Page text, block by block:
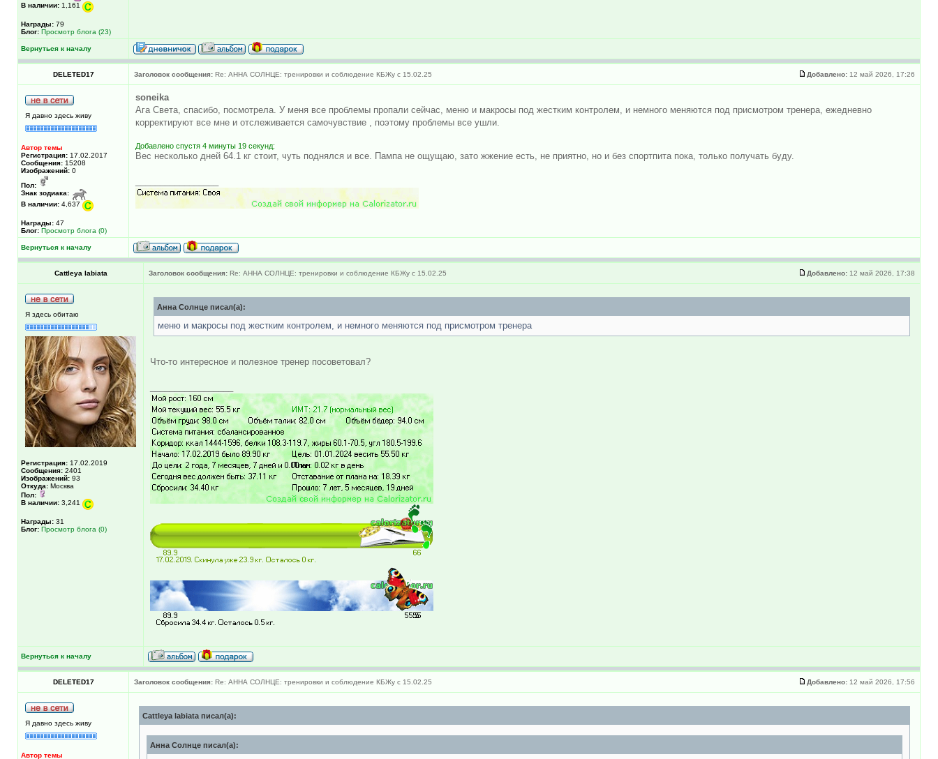
В наличии: 1,161
Награды: 79
Блог: Просмотр блога (23)
Вернуться к началу
DELETED17 Заголовок сообщения: Re: АННА СОЛНЦЕ: тренировки и соблюдение КБЖу с 15.02.25 Добавлено: 12 май 2026, 17:26
Я давно здесь живу
Автор темы
Регистрация: 17.02.2017
Сообщения: 15208
Изображений: 0
Пол:
Знак зодиака:
В наличии: 4,637
Награды: 47
Блог: Просмотр блога (0)
soneika
Ага Света, спасибо, посмотрела. У меня все проблемы пропали сейчас, меню и макросы под жестким контролем, и немного меняются под присмотром тренера, ежедневно
корректируют все мне и отслеживается самочувствие , поэтому проблемы все ушли.
Добавлено спустя 4 минуты 19 секунд:
Вес несколько дней 64.1 кг стоит, чуть поднялся и все. Пампа не ощущаю, зато жжение есть, не приятно, но и без спортпита пока, только получать буду.
Вернуться к началу
Cattleya labiata Заголовок сообщения: Re: АННА СОЛНЦЕ: тренировки и соблюдение КБЖу с 15.02.25 Добавлено: 12 май 2026, 17:38
Я здесь обитаю
Регистрация: 17.02.2019
Сообщения: 2401
Изображений: 93
Откуда: Москва
Пол:
В наличии: 3,241
Награды: 31
Блог: Просмотр блога (0)
Анна Солнце писал(а):
меню и макросы под жестким контролем, и немного меняются под присмотром тренера
Что-то интересное и полезное тренер посоветовал?
Вернуться к началу
DELETED17 Заголовок сообщения: Re: АННА СОЛНЦЕ: тренировки и соблюдение КБЖу с 15.02.25 Добавлено: 12 май 2026, 17:56
Я давно здесь живу
Автор темы
Cattleya labiata писал(а):
Анна Солнце писал(а):